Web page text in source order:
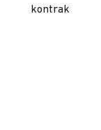
kontrak